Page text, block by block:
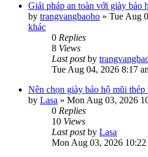
Giải pháp an toàn với giày bảo
by trangvangbaoho » Tue Aug
khác
0 Replies
8 Views
Last postby
Tue Aug 04, 2026 8:17
Nên chọn giày bảo hộ mũi thép
by Lasa » Mon Aug 03, 2026
0 Replies
10 Views
Last postby Lasa
Mon Aug 03, 2026 10:22